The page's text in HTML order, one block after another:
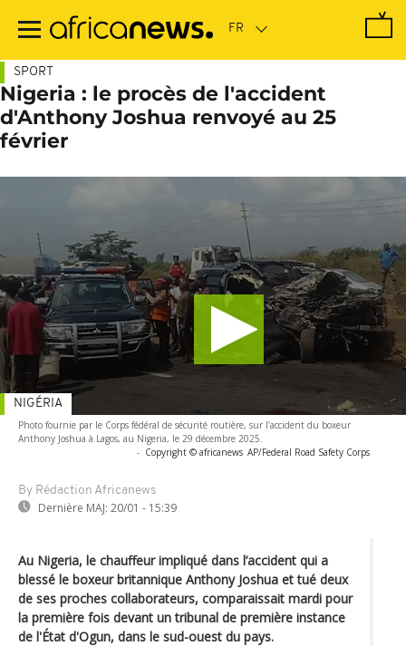
contenu
SPORT
Nigeria : le procès de l'accident
d'Anthony Joshua renvoyé au 25
février
Photo fournie par le Corps fédéral de sécurité routière, sur l’accident du boxeur
Anthony Joshua à Lagos, au Nigeria, le 29 décembre 2025.
- Copyright © africanews AP/Federal Road Safety Corps
By Rédaction Africanews
Dernière MAJ: 20/01 - 15:39
NIGÉRIA
Au Nigeria, le chauffeur impliqué dans l’accident qui a
blessé le boxeur britannique Anthony Joshua et tué deux
de ses proches collaborateurs, comparaissait mardi pour
la première fois devant un tribunal de première instance
de l'État d'Ogun, dans le sud-ouest du pays.